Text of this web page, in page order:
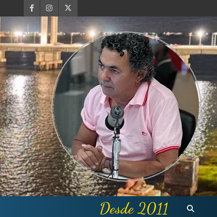
Desde 2011